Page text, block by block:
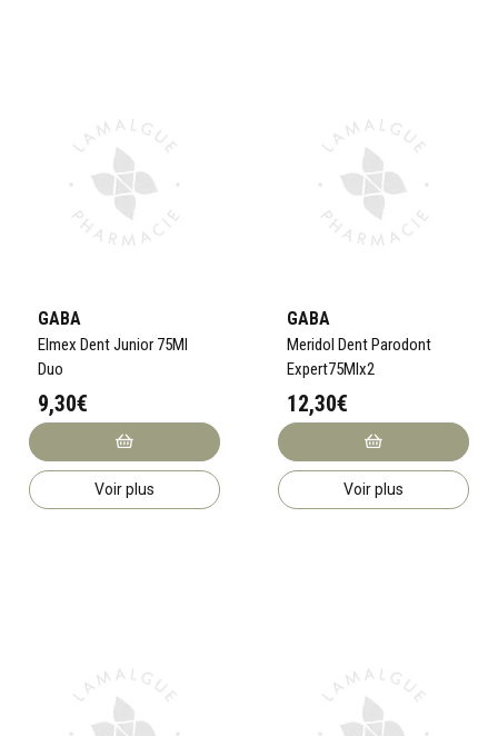
GABA
Elmex Dent Junior 75Ml
Duo
9,30€
Voir plus
GABA
Meridol Dent Parodont
Expert75Mlx2
12,30€
Voir plus